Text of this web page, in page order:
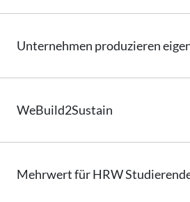
Unternehmen produzieren
WeBuild2Sustain
Mehrwert für HRW